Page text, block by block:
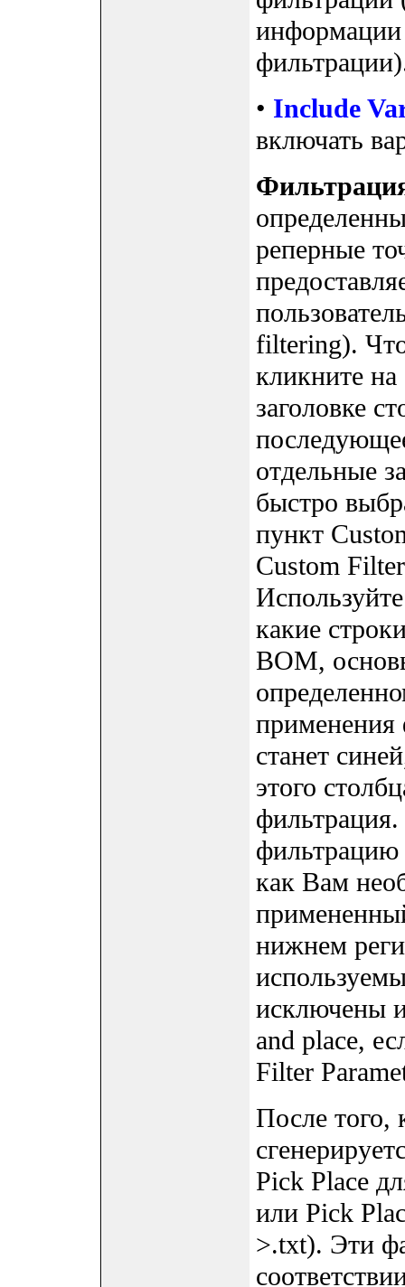
• Include
включать
реперные
filtering).
кликните
заголовке
отдельные
быстро
пункт
Custom
какие
BOM,
применения
станет
этого
фильтрацию
как Вам
нижнем
исключены
and place,
Filter
После того,
Pick Place
или Pick
>.txt). Эти